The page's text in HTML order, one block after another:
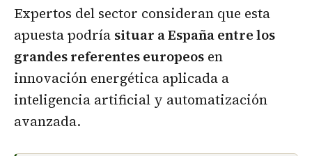
Expertos del sector consideran que esta
apuesta podría situar a España entre los
grandes referentes europeos en
innovación energética aplicada a
inteligencia artificial y automatización
avanzada.